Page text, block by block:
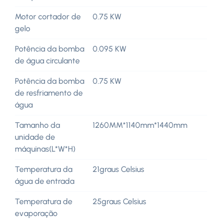
Motor cortador de
gelo
0.75 KW
Potência da bomba
de água circulante
0.095 KW
Potência da bomba
de resfriamento de
água
0.75 KW
Tamanho da
unidade de
máquinas(L*W*H)
1260MM*1140mm*1440mm
Temperatura da
água de entrada
21graus Celsius
Temperatura de
evaporação
25graus Celsius